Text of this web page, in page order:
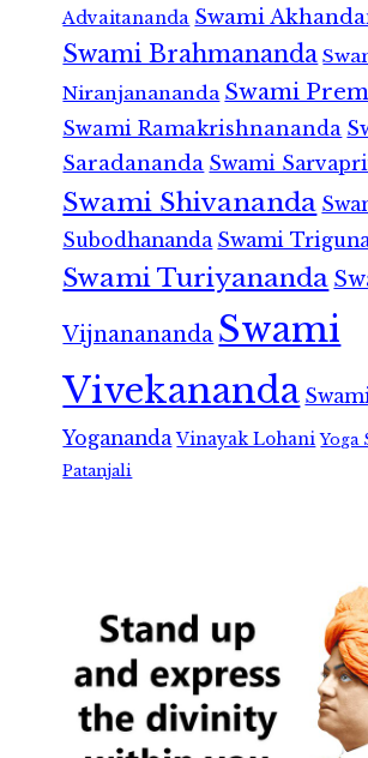
Advaitananda Swami
Swami Brahmananda
Niranjanananda Swami
Swami Ramakrishnananda
Saradananda Swami
Swami Shivananda
Subodhananda Swami
Swami Turiyananda
Vijnanananda Swami
Vivekananda Swami
Yogananda Vinayak Lohani Yoga
Patanjali